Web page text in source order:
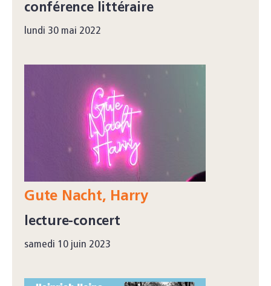
conférence littéraire
lundi 30 mai 2022
Gute Nacht, Harry
lecture-concert
samedi 10 juin 2023